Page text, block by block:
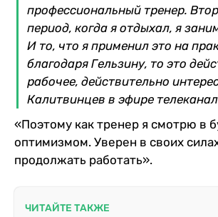
профессиональный тренер.
период, когда я отдыхал, я
И то, что я применил это на
благодаря Гельзину, то это
рабочее, действительно
Калитвинцев в эфире
«Поэтому как тренер я смотрю в
оптимизмом. Уверен в своих
продолжать работать».
ЧИТАЙТЕ ТАКЖЕ